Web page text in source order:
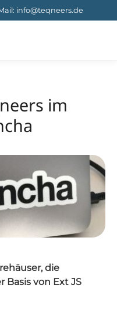
: info@teqneers.de
im
die
Basis von Ext JS